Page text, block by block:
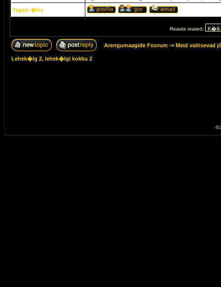
Tagasi �les
Reasta teated:
Arengumaagide Foorum -> Meid valitsevad
Lehek�lg 2, lehek�lgi kokku 2
©